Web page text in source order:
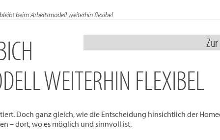
beim Arbeitsmodell weiterhin flexibel
WEITERHIN FLEXIBEL
Doch ganz gleich, wie die Entscheidung hinsichtlich der
– dort, wo es möglich und sinnvoll ist.